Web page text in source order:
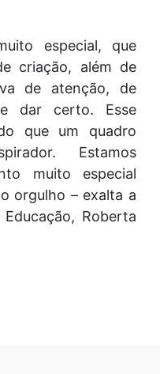
especial, que
criação, além de
de atenção, de
dar certo. Esse
que um quadro
Estamos
muito especial
orgulho – exalta a
Roberta